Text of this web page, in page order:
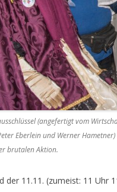
(angefertigt vom
Eberlein und Werner
brutalen Aktion.
der 11.11. (zumeist: 11 Uhr